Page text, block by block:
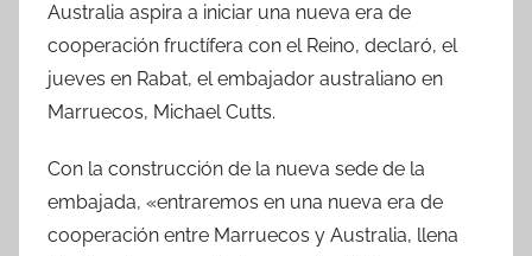
Australia aspira a iniciar una nueva era de
cooperación fructífera con el Reino, declaró, el
jueves en Rabat, el embajador australiano en
Marruecos, Michael Cutts.
Con la construcción de la nueva sede de la
embajada, «entraremos en una nueva era de
cooperación entre Marruecos y Australia, llena